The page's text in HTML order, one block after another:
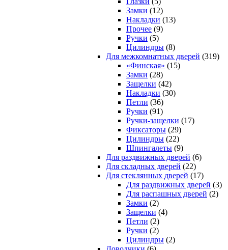
Замки (12)
Накладки (13)
Прочее (9)
Ручки (5)
Цилиндры (8)
Для межкомнатных дверей (319)
«Финская» (15)
Замки (28)
Защелки (42)
Накладки (30)
Петли (36)
Ручки (91)
Ручки-защелки (17)
Фиксаторы (29)
Цилиндры (22)
Шпингалеты (9)
Для раздвижных дверей (6)
Для складных дверей (22)
Для стеклянных дверей (17)
Для раздвижных дверей (3)
Для распашных дверей (2)
Замки (2)
Защелки (4)
Петли (2)
Ручки (2)
Цилиндры (2)